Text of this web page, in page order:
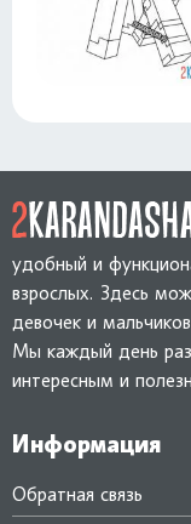
удобный и
взрослых. Здесь
девочек и
Мы каждый день
интересным и
Информация
Обратная связь